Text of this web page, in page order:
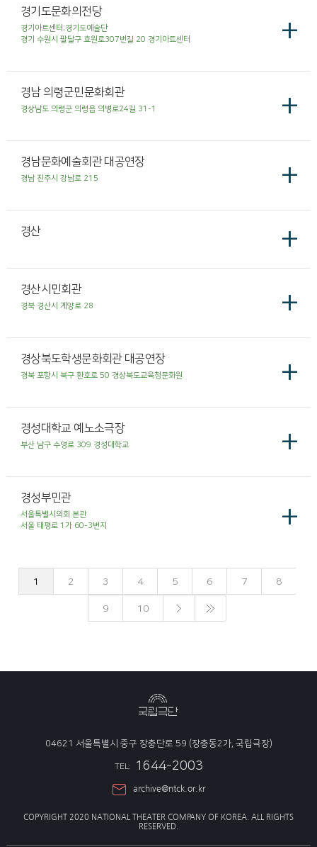
경기도문화의전당
+
경기아트센터;경기도예술단
경기 수원시 팔달구 효원로307번길 20 경기아트센터
경남 의령군민문화회관 +
경상남도 의령군 의령읍 의병로24길 31-1
경남문화예술회관 대공연장 +
경남 진주시 강남로 215
경산 +
경산시민회관 +
경북 경산시 계양로 28
경상북도학생문화회관 대공연장 +
경북 포항시 북구 환호로 50 경상북도교육청문화원
경성대학교 예노소극장 +
부산 남구 수영로 309 경성대학교
경성부민관
+
서울특별시의회 본관
서울 태평로 1가 60-3번지
1 2 3 4 5 6 7 8
9 10
04621 서울특별시 중구 장충단로 59 (장충동2가, 국립극장)
TEL: 1644-2003
archive@ntck.or.kr
COPYRIGHT 2020 NATIONAL THEATER COMPANY OF KOREA. ALL RIGHTS
RESERVED.